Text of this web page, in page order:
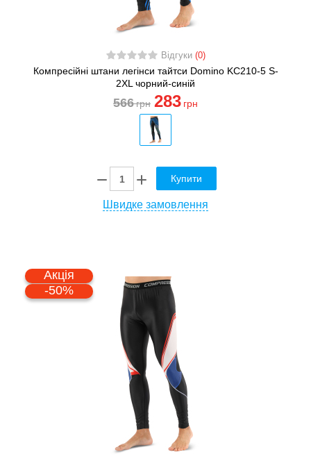
Відгуки (0)
Компресійні штани легінси тайтси Domino KC210-5 S-
2XL чорний-синій
566грн 283 грн
Купити
Швидке замовлення
Акція
-50%